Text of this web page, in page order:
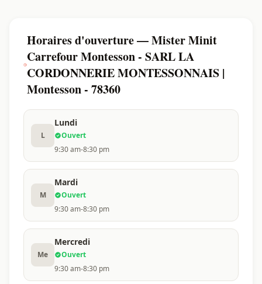
Horaires d'ouverture — Mister Minit
Carrefour Montesson - SARL LA
CORDONNERIE MONTESSONNAIS |
Montesson - 78360
L
Lundi
Ouvert
9:30 am-8:30 pm
M
Mardi
Ouvert
9:30 am-8:30 pm
Me
Mercredi
Ouvert
9:30 am-8:30 pm